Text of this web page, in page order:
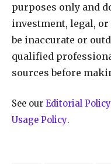
purposes only and
investment, legal,
be inaccurate or
qualified
sources before
See our Editorial Policy
Usage Policy.